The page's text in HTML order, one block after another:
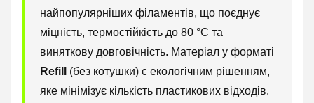
найпопулярніших філаментів, що поєднує
міцність, термостійкість до 80 °C та
виняткову довговічність. Матеріал у форматі
Refill
(без котушки) є екологічним рішенням,
яке мінімізує кількість пластикових відходів.